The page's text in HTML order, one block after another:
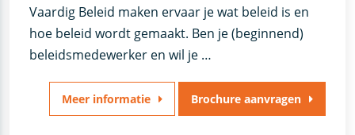
Vaardig Beleid maken ervaar je wat beleid is en
hoe beleid wordt gemaakt. Ben je (beginnend)
beleidsmedewerker en wil je …
Meer informatie Brochure aanvragen